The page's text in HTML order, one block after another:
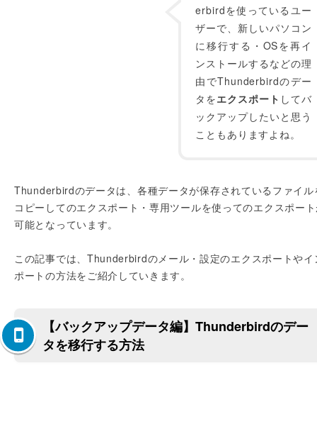
erbirdを使っているユー
ザーで、新しいパソコン
に移行する・OSを再イ
ンストールするなどの理
由でThunderbirdのデー
タをエクスポート してバ
ックアップしたいと思う
こともありますよね。
Thunderbirdのデータは、各種データが保存されているファイル
コピーしてのエクスポート・専用ツールを使ってのエクスポー
可能となっています。
この記事では、Thunderbirdのメール・設定のエクスポートやイ
ポートの方法をご紹介していきます。
【バックアップデータ編】Thunderbirdのデー
タを移行する方法